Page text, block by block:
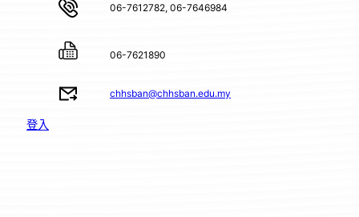
06-7612782, 06-7646984
06-7621890
chhsban@chhsban.edu.my
登入